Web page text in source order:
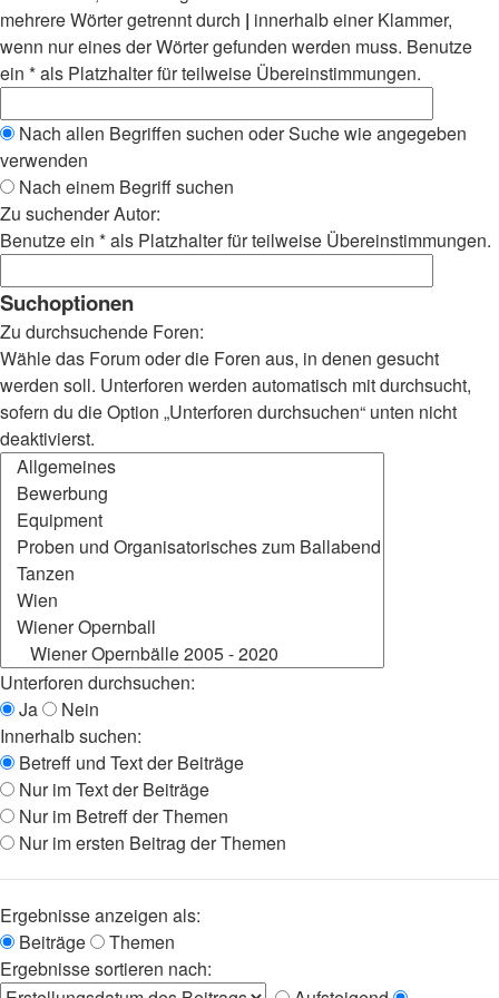
mehrere Wörter getrennt durch | innerhalb einer Klammer,
wenn nur eines der Wörter gefunden werden muss. Benutze
ein * als Platzhalter für teilweise Übereinstimmungen.
Nach allen Begriffen suchen oder Suche wie angegeben
verwenden
Nach einem Begriff suchen
Zu suchender Autor:
Benutze ein * als Platzhalter für teilweise Übereinstimmungen.
Suchoptionen
Zu durchsuchende Foren:
Wähle das Forum oder die Foren aus, in denen gesucht
werden soll. Unterforen werden automatisch mit durchsucht,
sofern du die Option „Unterforen durchsuchen“ unten nicht
deaktivierst.
Unterforen durchsuchen:
Ja
Nein
Innerhalb suchen:
Betreff und Text der Beiträge
Nur im Text der Beiträge
Nur im Betreff der Themen
Nur im ersten Beitrag der Themen
Ergebnisse anzeigen als:
Beiträge
Themen
Ergebnisse sortieren nach: